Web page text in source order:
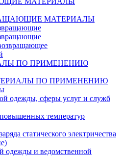
МАТЕРИАЛЫ
ПО ПРИМЕНЕНИЮ
ПО ПРИМЕНЕНИЮ
одежды, сферы услуг и служб
температур
статического электричества
одежды и ведомственной